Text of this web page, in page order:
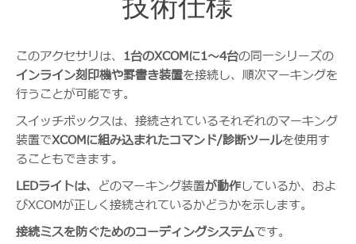
技術仕様
このアクセサリは、 1台のXCOMに1～4台の同一シリーズの
インライン刻印機や罫書き装置を接続し、順次マーキングを
行うことが可能です。
スイッチボックスは、接続されているそれぞれのマーキング
装置でXCOMに組み込まれたコマンド/診断ツールを使用す
ることもできます。
LEDライトは、 どのマーキング装置が動作しているか、およ
びXCOMが正しく接続されているかどうかを示します。
接続ミスを防ぐためのコーディングシステムです。